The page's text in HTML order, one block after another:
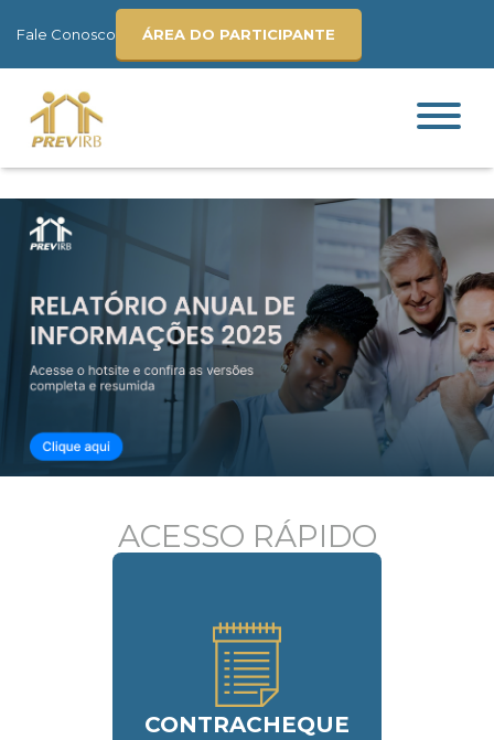
Fale Conosco ÁREA DO PARTICIPANTE
ACESSO RÁPIDO
CONTRACHEQUE